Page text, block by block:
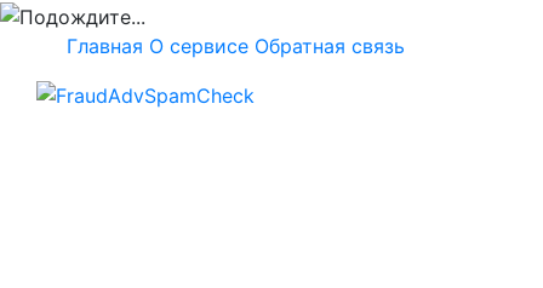
Главная О сервисе Обратная связь